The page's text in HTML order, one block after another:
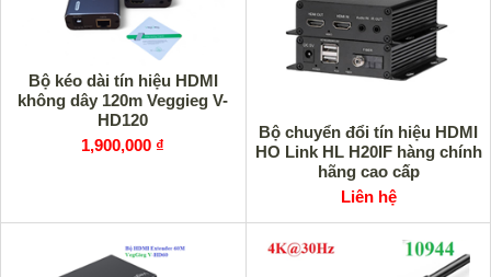
Bộ kéo dài tín hiệu HDMI
không dây 120m Veggieg V-
HD120
1,900,000 ₫
Bộ chuyển đổi tín hiệu HDMI
HO Link HL H20IF hàng chính
hãng cao cấp
Liên hệ